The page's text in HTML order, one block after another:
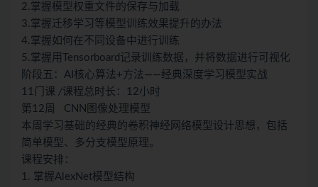
2.掌握模型权重文件的保存与加载
3.掌握迁移学习等模型训练效果提升的办法
4.掌握如何在不同设备中进行训练
5.掌握用Tensorboard记录训练数据，并将数据进行可视化
阶段五：AI核心算法+方法——经典深度学习模型实战
11门课 /课程总时长：12小时
第12周 CNN图像处理模型
本周学习基础的经典的卷积神经网络模型设计思想，包括
简单模型、多分支模型原理。
课程安排：
1. 掌握AlexNet模型结构